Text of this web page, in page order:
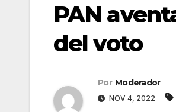
PAN
del voto
Por Moderador
NOV 4, 2022